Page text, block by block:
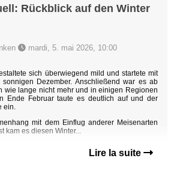
Rückblick auf den Winter
mardi, 5. mai 2026, 10:00
sich überwiegend mild und startete mit
Dezember. Anschließend war es ab
wie lange nicht mehr und in einigen Regionen
Ende Februar taute es deutlich auf und der
ein.
mit dem Einflug anderer Meisenarten
kam es diesen Winter...
Lire la suite